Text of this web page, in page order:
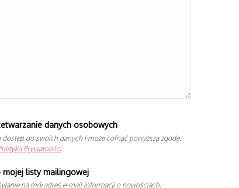
danych osobowych
dostęp do swoich danych i może cofnąć powyższą zgodę.
Prywatności.
mojej listy mailingowej
na mój adres e-mail informacji o nowościach,